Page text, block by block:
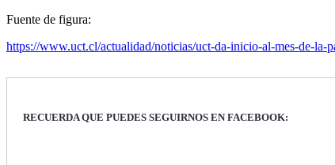
Fuente de figura:
https://www.uct.cl/actualidad/noticias/uct-da-inicio-al-mes-de-la-
RECUERDA QUE PUEDES SEGUIRNOS EN FACEBOOK: